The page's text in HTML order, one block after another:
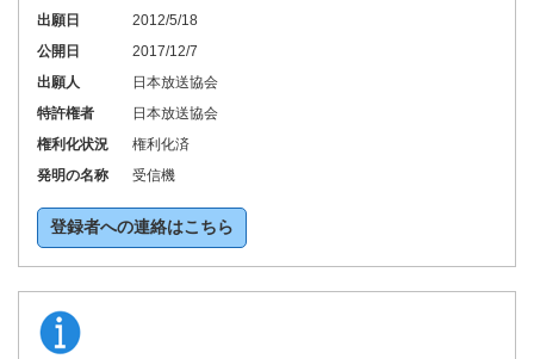
出願日
2012/5/18
公開日
2017/12/7
出願人
日本放送協会
特許権者
日本放送協会
権利化状況
権利化済
発明の名称
受信機
登録者への連絡はこちら